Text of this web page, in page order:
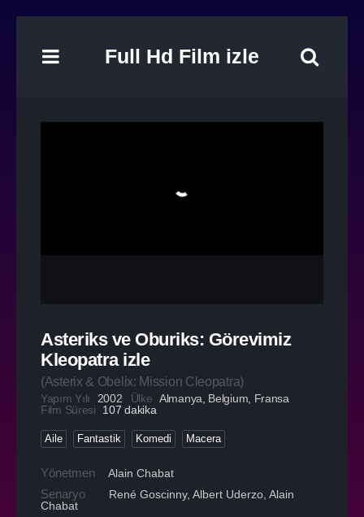
Full Hd Film izle
Asteriks ve Oburiks: Görevimiz
Kleopatra izle
(Asterix & Obelix: Mission Cleopatra)
Yapım Yılı 2002 Ülke Almanya Belgium Fransa
Film Süresi
107 dakika
Aile Fantastik Komedi Macera
Yönetmen Alain Chabat
Senaryo
René Goscinny, Albert Uderzo, Alain
Chabat